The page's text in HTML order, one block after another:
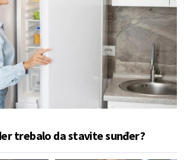
trebalo da stavite sunđer?